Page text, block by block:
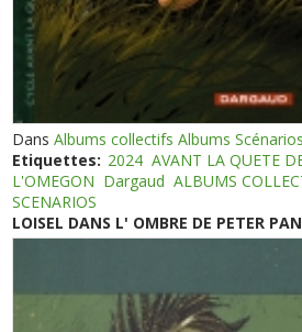
DansAlbums collectifs Albums Scénarios
Etiquettes: 2024 AVANT LA QUETE
L'OMEGON Dargaud ALBUMS
SCENARIOS
LOISEL DANS L' OMBRE DE PETER PAN